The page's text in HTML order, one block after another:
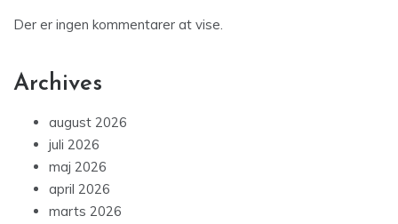
Der er ingen kommentarer at vise.
Archives
august 2026
juli 2026
maj 2026
april 2026
marts 2026